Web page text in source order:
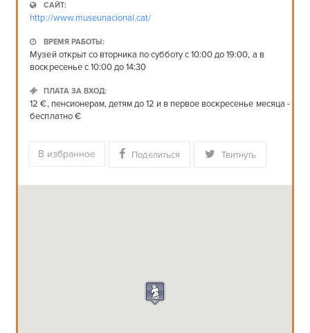
САЙТ:
http://www.museunacional.cat/
ВРЕМЯ РАБОТЫ:
Музей открыт со вторника по субботу с 10:00 до 19:00, а в
воскресенье с 10:00 до 14:30
ПЛАТА ЗА ВХОД:
12 €, пенсионерам, детям до 12 и в первое воскресенье месяца -
бесплатно €
В избранное Поделиться Твитнуть